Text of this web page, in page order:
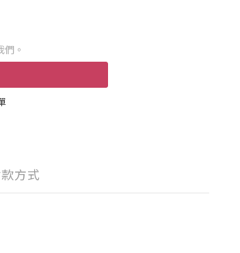
。
方式